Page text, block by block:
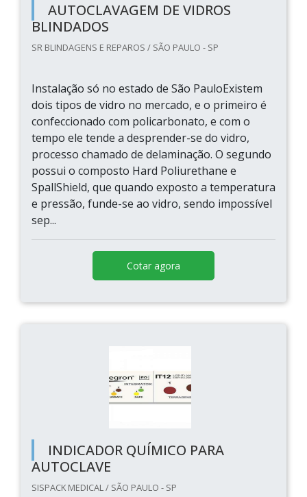
AUTOCLAVAGEM DE VIDROS
BLINDADOS
SR BLINDAGENS E REPAROS / SÃO PAULO - SP
Instalação só no estado de São PauloExistem
dois tipos de vidro no mercado, e o primeiro é
confeccionado com policarbonato, e com o
tempo ele tende a desprender-se do vidro,
processo chamado de delaminação. O segundo
possui o composto Hard Poliurethane e
SpallShield, que quando exposto a temperatura
e pressão, funde-se ao vidro, sendo impossível
sep...
Cotar agora
INDICADOR QUÍMICO PARA
AUTOCLAVE
SISPACK MEDICAL / SÃO PAULO - SP